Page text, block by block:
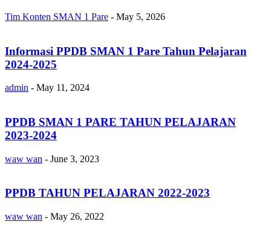
Tim Konten SMAN 1 Pare - May 5, 2026
Informasi PPDB SMAN 1 Pare Tahun Pelajaran
2024-2025
admin - May 11, 2024
PPDB SMAN 1 PARE TAHUN PELAJARAN
2023-2024
waw wan - June 3, 2023
PPDB TAHUN PELAJARAN 2022-2023
waw wan - May 26, 2022